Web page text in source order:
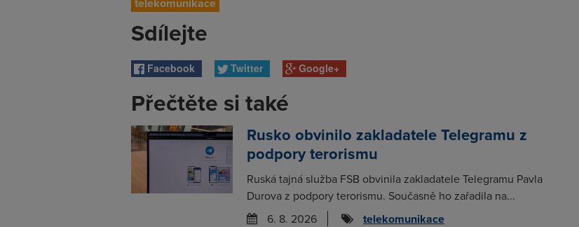
Sdílejte
Facebook Twitter Google+
Přečtěte si také
Rusko obvinilo zakladatele Telegramu z
podpory terorismu
Ruská tajná služba FSB obvinila zakladatele Telegramu Pavla
Durova z podpory terorismu. Současně ho zařadila na...
6. 8. 2026
telekomunikace